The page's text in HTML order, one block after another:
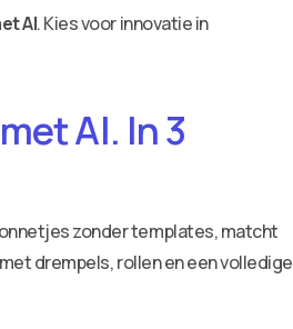
AI. Kies voor innovatie in
AI. In 3
zonder templates, matcht
drempels, rollen en een volledige